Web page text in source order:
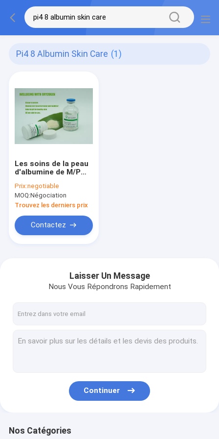
Pi4 8 Albumin Skin Care (1)
Les soins de la peau
d'albumine de M/P
lyophilisé la poudre
pour anti- rider des
cosmétiques
Prix:negotiable
MOQ:Négociation
Trouvez les derniers prix
Contactez
Laisser Un Message
Nous Vous Répondrons Rapidement
Continuer
Nos Catégories